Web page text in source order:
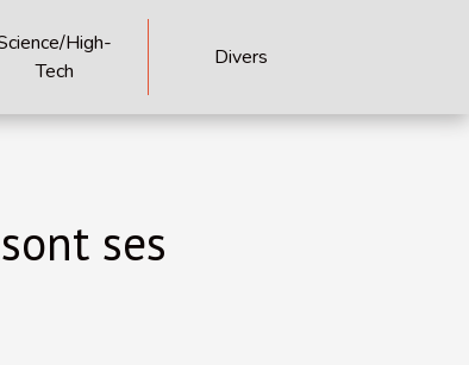
High-
Tech
Divers
ses